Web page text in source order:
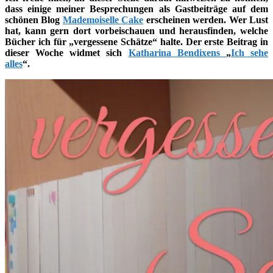
dass einige meiner Besprechungen als Gastbeiträge auf dem
schönen Blog Mademoiselle Cake erscheinen werden. Wer Lust
hat, kann gern dort vorbeischauen und herausfinden, welche
Bücher ich für „vergessene Schätze“ halte. Der erste Beitrag in
dieser Woche widmet sich Katharina Bendixens „Ich sehe
alles“.